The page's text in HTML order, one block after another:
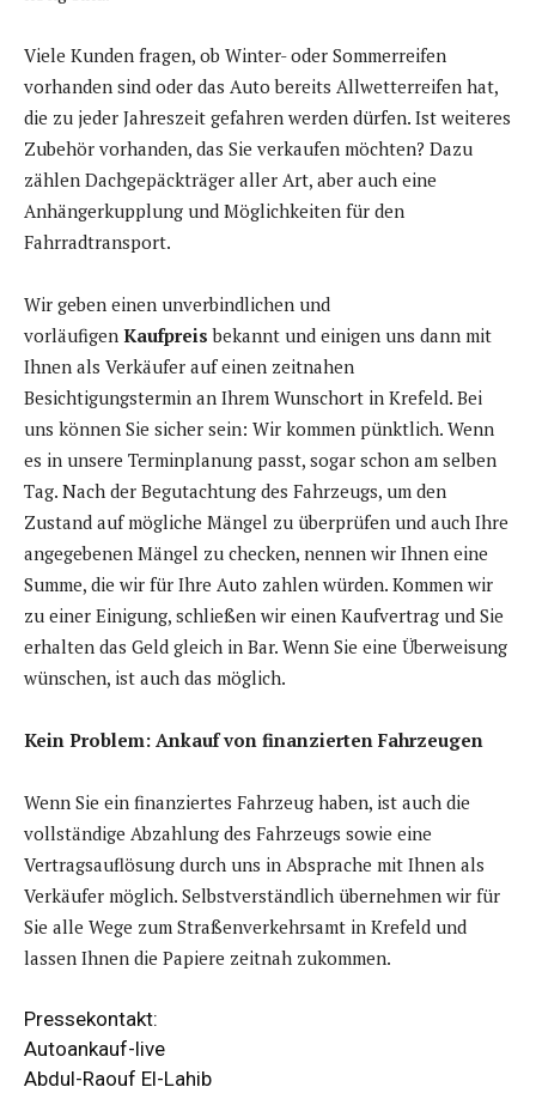
Viele Kunden fragen, ob Winter- oder Sommerreifen
vorhanden sind oder das Auto bereits Allwetterreifen hat,
die zu jeder Jahreszeit gefahren werden dürfen. Ist weiteres
Zubehör vorhanden, das Sie verkaufen möchten? Dazu
zählen Dachgepäckträger aller Art, aber auch eine
Anhängerkupplung und Möglichkeiten für den
Fahrradtransport.
Wir geben einen unverbindlichen und
vorläufigen Kaufpreis bekannt und einigen uns dann mit
Ihnen als Verkäufer auf einen zeitnahen
Besichtigungstermin an Ihrem Wunschort in Krefeld. Bei
uns können Sie sicher sein: Wir kommen pünktlich. Wenn
es in unsere Terminplanung passt, sogar schon am selben
Tag. Nach der Begutachtung des Fahrzeugs, um den
Zustand auf mögliche Mängel zu überprüfen und auch Ihre
angegebenen Mängel zu checken, nennen wir Ihnen eine
Summe, die wir für Ihre Auto zahlen würden. Kommen wir
zu einer Einigung, schließen wir einen Kaufvertrag und Sie
erhalten das Geld gleich in Bar. Wenn Sie eine Überweisung
wünschen, ist auch das möglich.
Kein Problem: Ankauf von finanzierten Fahrzeugen
Wenn Sie ein finanziertes Fahrzeug haben, ist auch die
vollständige Abzahlung des Fahrzeugs sowie eine
Vertragsauflösung durch uns in Absprache mit Ihnen als
Verkäufer möglich. Selbstverständlich übernehmen wir für
Sie alle Wege zum Straßenverkehrsamt in Krefeld und
lassen Ihnen die Papiere zeitnah zukommen.
Pressekontakt:
Autoankauf-live
Abdul-Raouf El-Lahib